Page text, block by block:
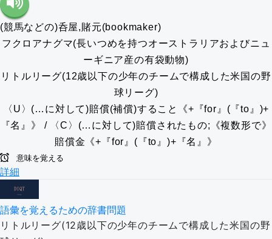
(競馬などの)呑屋,賭元(bookmaker)
フクロアナグマ(長いつめを持つオーストラリアおよびニュ
ーギニア産の有袋動物)
リトルリーグ(12歳以下の少年のチームで構成した米国の野
球リーグ)
〈U〉(…に対して)賠償(補償)すること《+『for』(『to』)+
『名』》 / 〈C〉(…に対して)賠償されたもの;《複数形で》
賠償金《+『for』(『to』)+『名』》
意味を覚える
詳細
語彙を覚えるための辞書問題
リトルリーグ(12歳以下の少年のチームで構成した米国の野